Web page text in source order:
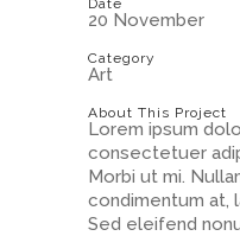
Date
20 November
Category
Art
About This Project
Lorem ipsum
consectetuer
Morbi ut mi.
condimentum at,
Sed eleifend